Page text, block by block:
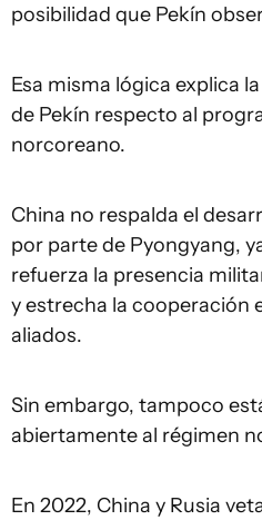
posibilidad que Pekín
Esa misma lógica explica
de Pekín respecto al
norcoreano.
China no respalda el
por parte de Pyongyang,
refuerza la presencia
y estrecha la cooperación
aliados.
Sin embargo, tampoco
abiertamente al régimen
En 2022, China y Rusia